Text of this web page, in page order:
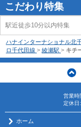
こだわり特集
駅近徒歩10分以内特集
ハナインターナショナル北
ロ千代田線 > 綾瀬駅 > キチ
営業
定休
ホーム